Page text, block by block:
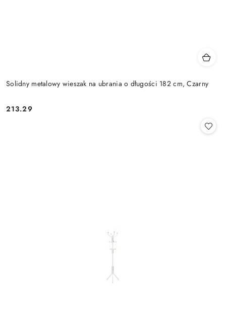
Solidny metalowy wieszak na ubrania o długości 182 cm, Czarny
Cena:
213.29